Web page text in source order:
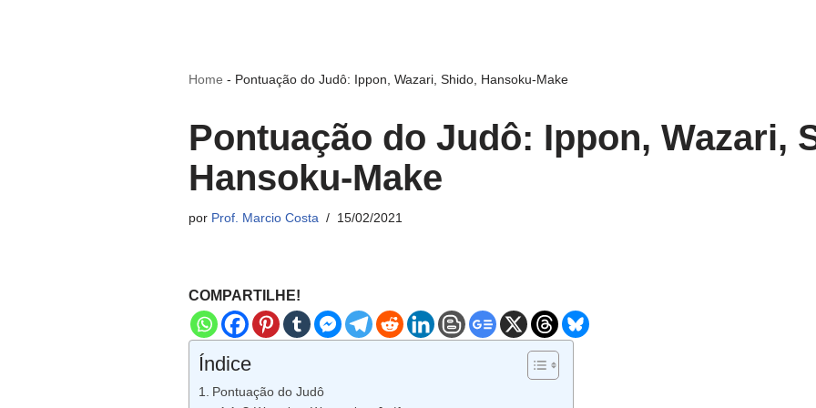
Home - Pontuação do Judô: Ippon, Wazari, Shido, Hansoku-Make
Pontuação do Judô: Ippon, Wazari,
Hansoku-Make
por Prof. Marcio Costa 15/02/2021
COMPARTILHE!
Índice
Pontuação do Judô